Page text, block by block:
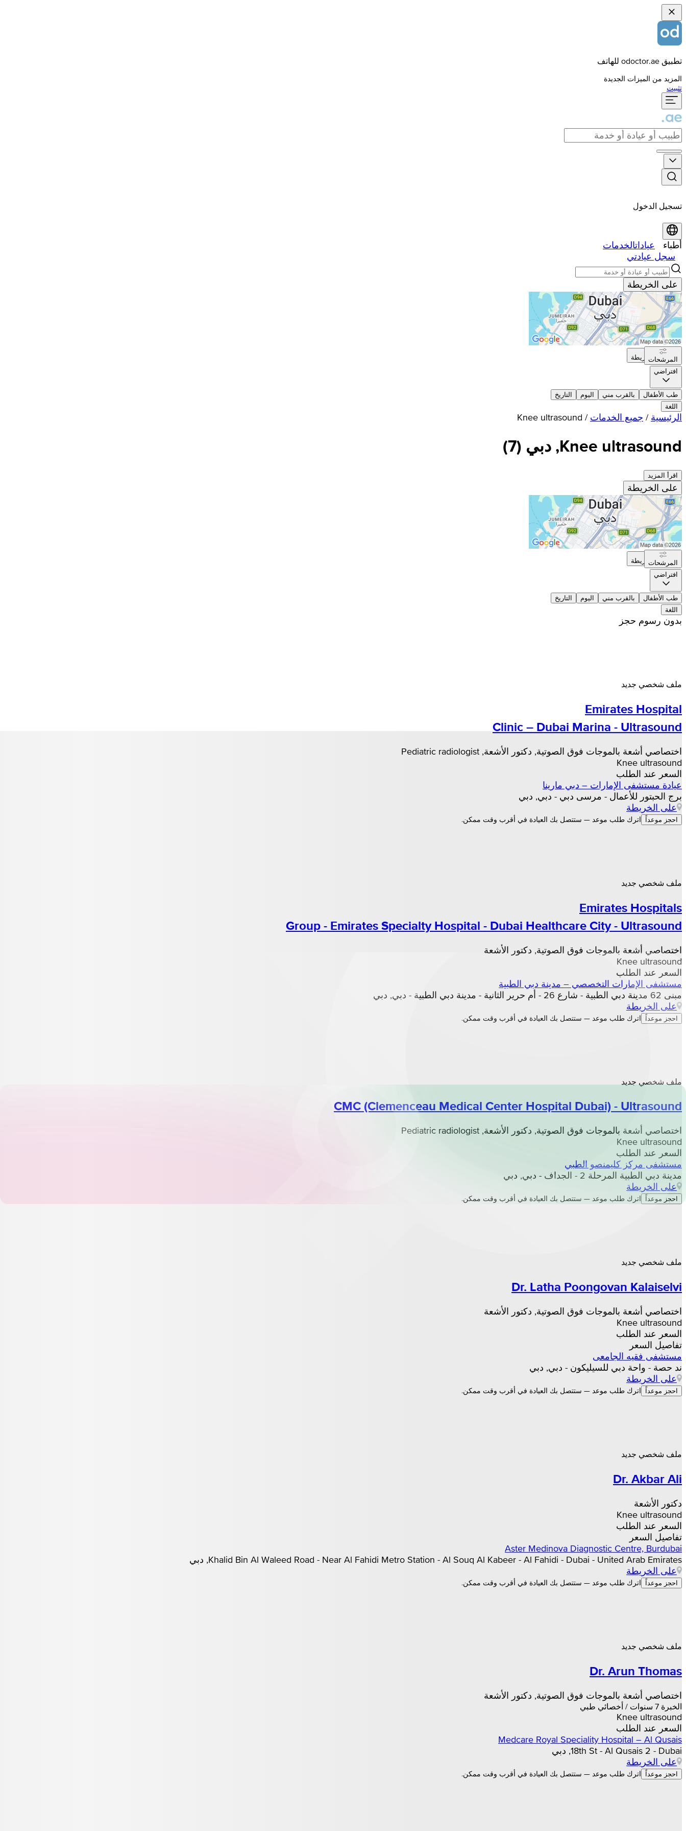
تطبيق odoctor.ae للهاتف
المزيد من الميزات الجديدة
تثبيت
تسجيل الدخول
أطباء عياداتالخدمات
سجل عيادتي
على الخريطة
على الخريطة
المرشحات
افتراضي
طب الأطفال بالقرب مني اليوم
التاريخ
اللغة
الرئيسية / جميع الخدمات /
Knee ultrasound
Knee ultrasound, دبي (
7
)
اقرأ المزيد
على الخريطة
على الخريطة
المرشحات
افتراضي
طب الأطفال بالقرب مني اليوم
التاريخ
اللغة
بدون رسوم حجز
ملف شخصي جديد
Emirates Hospital
Clinic – Dubai Marina - Ultrasound
اختصاصي أشعة بالموجات فوق الصوتية, دكتور الأشعة, Pediatric radiologist
Knee ultrasound
السعر عند الطلب
عيادة مستشفى الإمارات – دبي مارينا
برج الحبتور للأعمال - مرسى دبي - دبي, دبي
على الخريطة
احجز موعداً اترك طلب موعد — ستتصل بك العيادة في أقرب وقت ممكن.
ملف شخصي جديد
Emirates Hospitals
Group - Emirates Specialty Hospital - Dubai Healthcare City - Ultrasound
اختصاصي أشعة بالموجات فوق الصوتية, دكتور الأشعة
Knee ultrasound
السعر عند الطلب
مستشفى الإمارات التخصصي – مدينة دبي الطبية
مبنى 62 مدينة دبي الطبية - شارع 26 - أم حرير الثانية - مدينة دبي الطبية - دبي, دبي
على الخريطة
احجز موعداً اترك طلب موعد — ستتصل بك العيادة في أقرب وقت ممكن.
ملف شخصي جديد
CMC (Clemenceau Medical Center Hospital Dubai) - Ultrasound
اختصاصي أشعة بالموجات فوق الصوتية, دكتور الأشعة, Pediatric radiologist
Knee ultrasound
السعر عند الطلب
مستشفى مركز كليمنصو الطبي
مدينة دبي الطبية المرحلة 2 - الجداف - دبي, دبي
على الخريطة
احجز موعداً اترك طلب موعد — ستتصل بك العيادة في أقرب وقت ممكن.
ملف شخصي جديد
Dr. Latha Poongovan Kalaiselvi
اختصاصي أشعة بالموجات فوق الصوتية, دكتور الأشعة
Knee ultrasound
السعر عند الطلب
تفاصيل السعر
مستشفى فقيه الجامعى
ند حصة - واحة دبي للسيليكون - دبي, دبي
على الخريطة
احجز موعداً اترك طلب موعد — ستتصل بك العيادة في أقرب وقت ممكن.
ملف شخصي جديد
Dr. Akbar Ali
دكتور الأشعة
Knee ultrasound
السعر عند الطلب
تفاصيل السعر
Aster Medinova Diagnostic Centre, Burdubai
Khalid Bin Al Waleed Road - Near Al Fahidi Metro Station - Al Souq Al Kabeer - Al Fahidi - Dubai - United Arab Emirates, دبي
على الخريطة
احجز موعداً اترك طلب موعد — ستتصل بك العيادة في أقرب وقت ممكن.
ملف شخصي جديد
Dr. Arun Thomas
اختصاصي أشعة بالموجات فوق الصوتية, دكتور الأشعة
الخبرة 7 سنوات / أخصائي طبي
Knee ultrasound
السعر عند الطلب
Medcare Royal Speciality Hospital – Al Qusais
18th St - Al Qusais 2 - Dubai, دبي
على الخريطة
احجز موعداً اترك طلب موعد — ستتصل بك العيادة في أقرب وقت ممكن.